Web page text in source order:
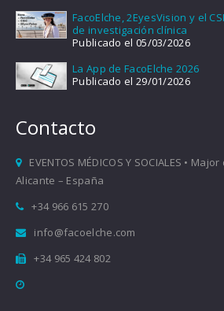
FacoElche, 2EyesVision y el
de investigación clínica
Publicado el 05/03/2026
La App de FacoElche 2026
Publicado el 29/01/2026
Contacto
EVENTOS MÉDICOS Y SOCIALES •
Alicante – España
+34 966 615 270
info@facoelche.com
+34 965 424 802